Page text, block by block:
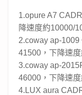
1.opure A7
降速度約10000/
2.coway ap-
41500，下降速
3.coway ap-
46000，下降速
4.LUX aura